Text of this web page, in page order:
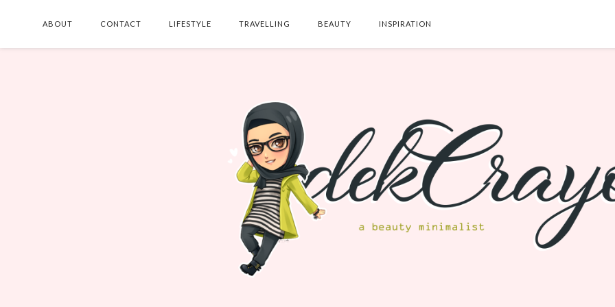
ABOUT CONTACT LIFESTYLE TRAVELLING BEAUTY INSPIRATION
SEARCH THIS BLOG